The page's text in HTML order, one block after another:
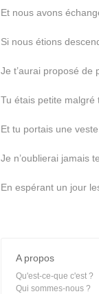
Et nous avons
Si nous étions
Je t’aurai proposé de
Tu étais petite malgré
Et tu portais une
Je n’oublierai jamais
En espérant un jour
A propos
Qu'est-ce-que c'est ?
Qui sommes-nous ?